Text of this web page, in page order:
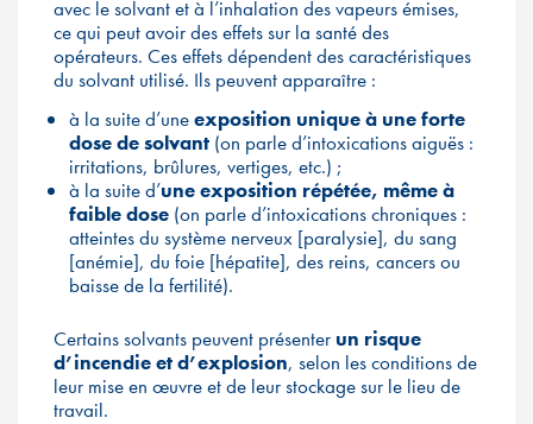
avec le solvant et à l’inhalation des vapeurs émises,
ce qui peut avoir des effets sur la santé des
opérateurs. Ces effets dépendent des caractéristiques
du solvant utilisé. Ils peuvent apparaître :
à la suite d’uneexposition unique à une forte
dose de solvant (on parle d’intoxications aiguës :
irritations, brûlures, vertiges, etc.) ;
à la suite d’une exposition répétée, même à
faible dose (on parle d’intoxications chroniques :
atteintes du système nerveux [paralysie], du sang
[anémie], du foie [hépatite], des reins, cancers ou
baisse de la fertilité).
Certains solvants peuvent présenter un risque
d’incendie et d’explosion, selon les conditions de
leur mise en œuvre et de leur stockage sur le lieu de
travail.